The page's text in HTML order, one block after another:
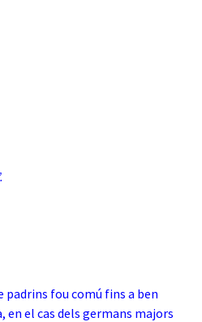
padrins fou comú fins a ben
en el cas dels germans majors